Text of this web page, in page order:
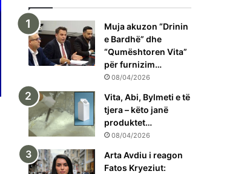
Muja akuzon “Drinin
e Bardhë” dhe
“Qumështoren Vita”
për furnizim…
08/04/2026
Vita, Abi, Bylmeti e të
tjera – këto janë
produktet…
08/04/2026
Arta Avdiu i reagon
Fatos Kryeziut: